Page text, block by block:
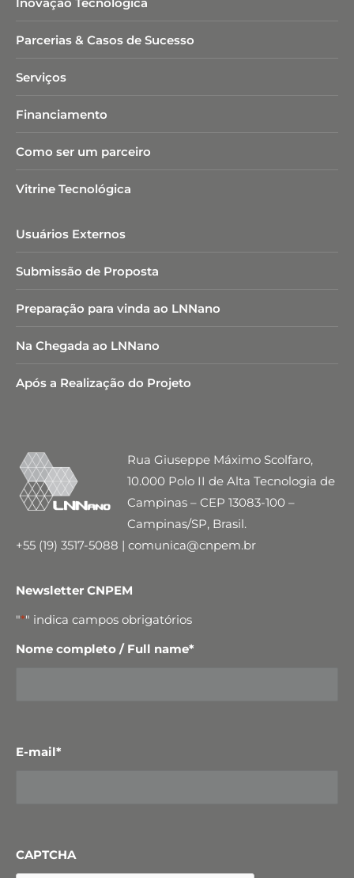
Inovação Tecnológica
Parcerias & Casos de Sucesso
Serviços
Financiamento
Como ser um parceiro
Vitrine Tecnológica
Usuários Externos
Submissão de Proposta
Preparação para vinda ao LNNano
Na Chegada ao LNNano
Após a Realização do Projeto
Rua Giuseppe Máximo Scolfaro,
10.000 Polo II de Alta Tecnologia de
Campinas – CEP 13083-100 –
Campinas/SP, Brasil.
+55 (19) 3517-5088 | comunica@cnpem.br
Newsletter CNPEM
"*" indica campos obrigatórios
Nome completo / Full name*
E-mail*
CAPTCHA